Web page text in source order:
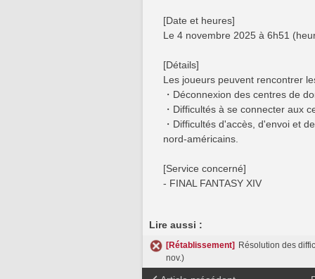
[Date et heures]
Le 4 novembre 2025 à 6h51
[Détails]
Les joueurs peuvent rencontrer
・Déconnexion des centres de
・Difficultés à se connecter aux
・Difficultés d'accès, d'envoi et
nord-américains.
[Service concerné]
- FINAL FANTASY XIV
Lire aussi :
[Rétablissement]
Résolution des
nov.)